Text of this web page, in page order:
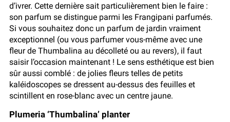
d’ivrer. Cette dernière sait particulièrement bien le faire :
son parfum se distingue parmi les Frangipani parfumés.
Si vous souhaitez donc un parfum de jardin vraiment
exceptionnel (ou vous parfumer vous-même avec une
fleur de Thumbalina au décolleté ou au revers), il faut
saisir l’occasion maintenant ! Le sens esthétique est bien
sûr aussi comblé : de jolies fleurs telles de petits
kaléidoscopes se dressent au-dessus des feuilles et
scintillent en rose-blanc avec un centre jaune.
Plumeria ‘Thumbalina’ planter